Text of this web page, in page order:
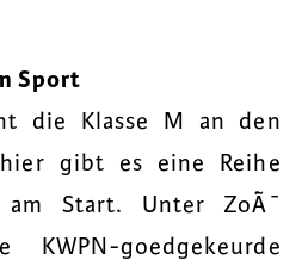
Sport
die Klasse M an den
gibt es eine Reihe
am Start. Unter ZoÃ¯
goedgekeurde